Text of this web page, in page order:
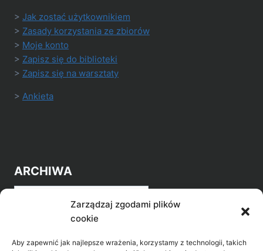
Zarządzaj zgodami plików
cookie
Aby zapewnić jak najlepsze wrażenia, korzystamy z technologii, takich
> Jak zostać użytkownikiem
> Zasady korzystania ze zbiorów
> Moje konto
> Zapisz się do biblioteki
> Zapisz się na warsztaty
> Ankieta
ARCHIWA
Archiwa